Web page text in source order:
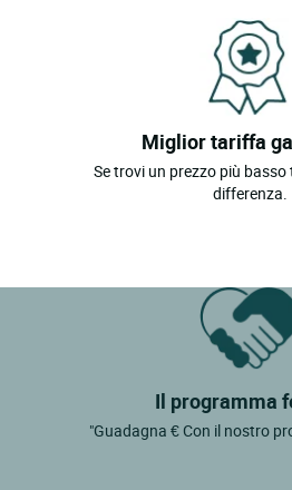
Miglior tariffa
Se trovi un prezzo più
differenza.
Il programma
"Guadagna € Con il nostro